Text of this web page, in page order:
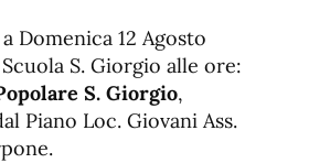
fuente
de
fuente.
Domenica 12 Agosto
S. Giorgio alle ore:
S. Giorgio,
Piano Loc. Giovani Ass.